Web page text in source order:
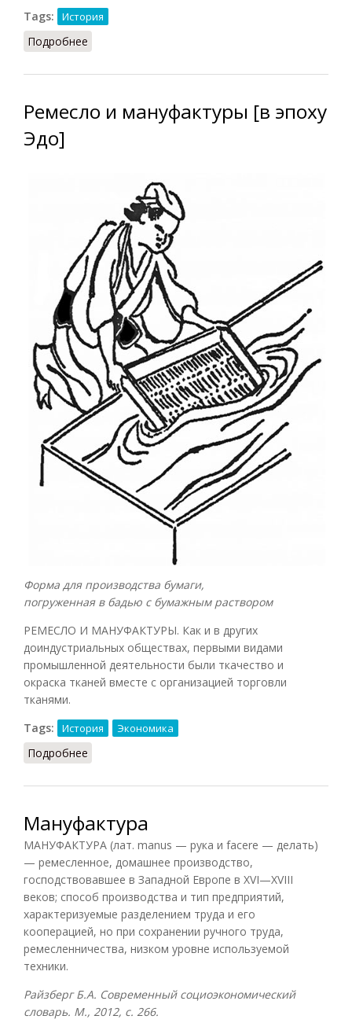
Tags: История
Подробнее
Ремесло и мануфактуры [в эпоху
Эдо]
Форма для производства бумаги,
погруженная в бадью с бумажным раствором
РЕМЕСЛО И МАНУФАКТУРЫ. Как и в других
доиндустриальных обществах, первыми видами
промышленной деятельности были ткачество и
окраска тканей вместе с организацией торговли
тканями.
Tags:
История Экономика
Подробнее
Мануфактура
МАНУФАКТУРА (лат. manus — рука и facere — делать)
— ремесленное, домашнее производство,
господствовавшее в Западной Европе в XVI—XVIII
веков; способ производства и тип предприятий,
характеризуемые разделением труда и его
кооперацией, но при сохранении ручного труда,
ремесленничества, низком уровне используемой
техники.
Райзберг Б.А. Современный социоэкономический
словарь. М., 2012, с. 266.